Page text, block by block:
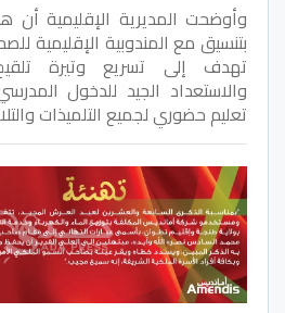
وأوضحت المديرية الإقليمية
بتنسيق مع المندوبية الإقليمية
تهدف إلى تسريع وتيرة تلقيح
تعليم حضوري لجميع التلميذات